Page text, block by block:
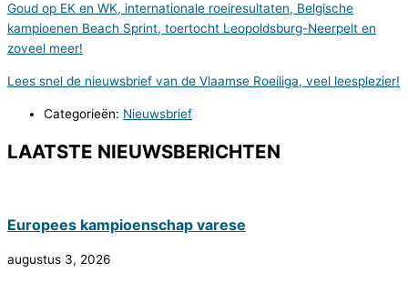
Goud op EK en WK, internationale roeiresultaten, Belgische
kampioenen Beach Sprint, toertocht Leopoldsburg-Neerpelt en
zoveel meer!
Lees snel de nieuwsbrief van de Vlaamse Roeiliga, veel leesplezier!
Categorieën: Nieuwsbrief
LAATSTE NIEUWSBERICHTEN
Europees kampioenschap varese
augustus 3, 2026